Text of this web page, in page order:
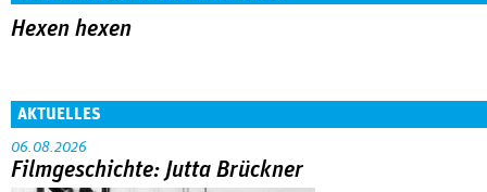
Hexen hexen
AKTUELLES
06.08.2026
Filmgeschichte: Jutta Brückner